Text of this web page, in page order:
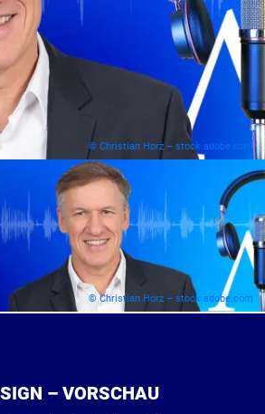
© Christian Horz – stock.adobe.com
© Christian Horz – stock.adobe.com
– VORSCHAU